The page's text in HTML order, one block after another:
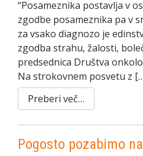
“Posameznika postavlja v
zgodbe posameznika pa v
za vsako diagnozo je
zgodba strahu, žalosti,
predsednica Društva
Na strokovnem posvetu z
Preberi več…
Pogosto pozabimo